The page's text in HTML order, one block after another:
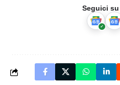
Seguici